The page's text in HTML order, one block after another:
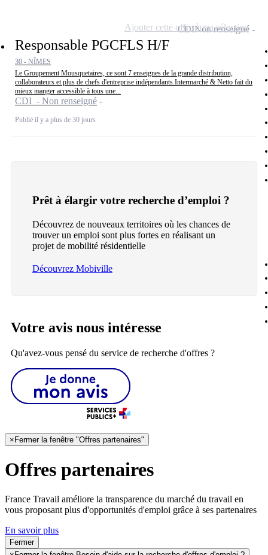
Responsable PGCFLS H/F
30 - NÎMES
Le Groupement Mousquetaires, ce sont 7 enseignes de la grande distribution,
collaborateurs et plus de chefs d'entreprise indépendants.Intermarché & Netto fait du
mieux manger accessible à tous une...
CDI - Non renseigné
Publié il y a plus de 30 jours
CDINon renseigné
Ajouter cette offre à ma sélection
Prêt à élargir votre recherche d’emploi ?
Découvrez de nouveaux territoires où les chances de
trouver un emploi sont plus fortes en réalisant un
projet de mobilité résidentielle
Découvrez Mobiville
Votre avis nous intéresse
Qu'avez-vous pensé du service de recherche d'offres ?
× Fermer la fenêtre "Offres partenaires"
Offres partenaires
France Travail améliore la transparence du marché du travail en
vous proposant plus d'opportunités d'emploi grâce à ses partenaires
En savoir plus
Fermer